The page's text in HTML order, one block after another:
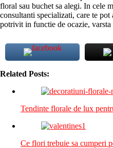
floral sau buchet sa alegi. In cele
consultanti specializati, care te
potrivit in functie de ocazie, varsta
Related Posts:
Tendinte florale de lux
Ce flori trebuie sa cumperi